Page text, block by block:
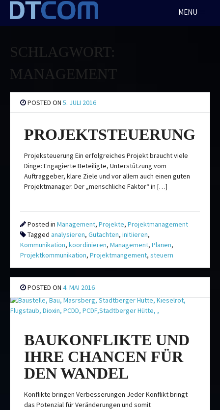
Skip
content
MENU
SCHLAGWORT:
MANAGEMENT
POSTED ON5. JULI 2016
PROJEKTSTEUERUNG
Projeksteuerung Ein erfolgreiches Projekt braucht viele
Dinge: Engagierte Beteiligte, Unterstützung vom
Auftraggeber, klare Ziele und vor allem auch einen guten
Projektmanager. Der „menschliche Faktor“ in […]
Posted inManagement,Projekte,Projektmanagement
Taggedanalysieren,Gutachten,initiieren,
Kommunikation,koordinieren,Management,Planen,
Projektkommunikation,Projektmangement,steuern
POSTED ON4. MAI 2016
BAUKONFLIKTE UND
IHRE CHANCEN FÜR
DEN WANDEL
Konflikte bringen Verbesserungen Jeder Konflikt bringt
das Potenzial für Veränderungen und somit